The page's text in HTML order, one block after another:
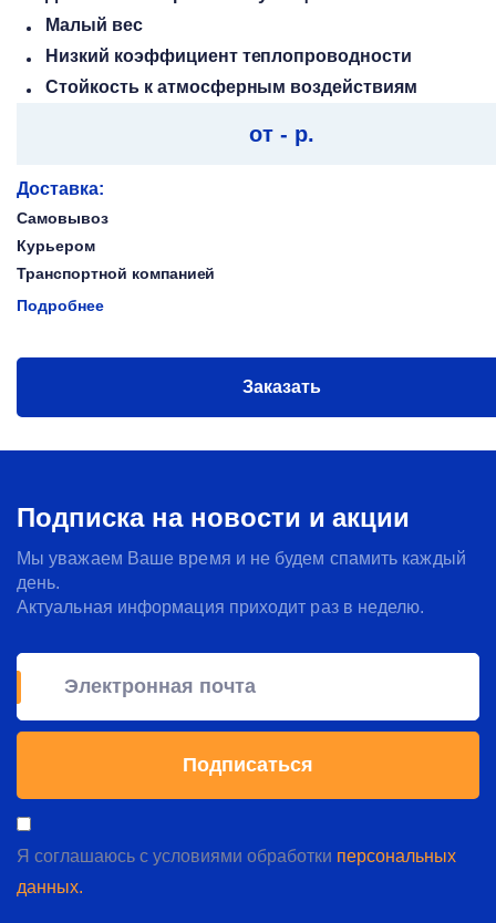
Малый вес
Низкий коэффициент теплопроводности
Стойкость к атмосферным воздействиям
от - р.
Доставка:
Самовывоз
Курьером
Транспортной компанией
Подробнее
Заказать
Подписка на новости и акции
Мы уважаем Ваше время и не будем спамить каждый
день.
Актуальная информация приходит раз в неделю.
Я соглашаюсь с условиями обработки персональных
данных.